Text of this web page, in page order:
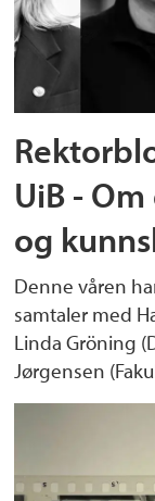
UiB -
og
Denne våren
samtaler med
Linda Gröning
Jørgensen